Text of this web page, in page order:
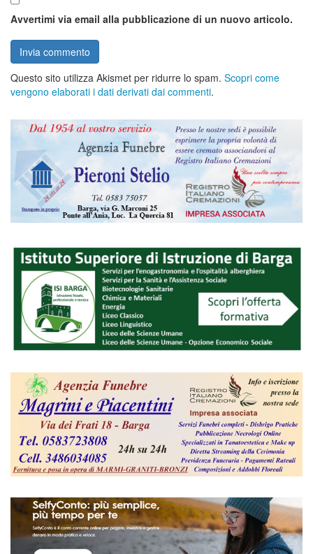
Avvertimi via email alla pubblicazione di un nuovo articolo.
Questo sito utilizza Akismet per ridurre lo spam. Scopri come
vengono elaborati i dati derivati dai commenti.